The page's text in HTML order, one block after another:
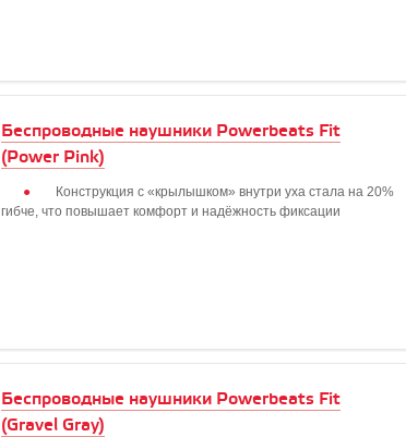
Беспроводные наушники Powerbeats Fit
(Power Pink)
Конструкция с «крылышком» внутри уха стала на 20%
гибче, что повышает комфорт и надёжность фиксации
Беспроводные наушники Powerbeats Fit
(Gravel Gray)